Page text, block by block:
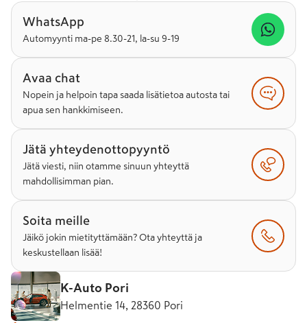
WhatsApp
Automyynti ma-pe 8.30-21, la-su 9-19
Avaa chat
Nopein ja helpoin tapa saada lisätietoa autosta tai
apua sen hankkimiseen.
Jätä yhteydenottopyyntö
Jätä viesti, niin otamme sinuun yhteyttä
mahdollisimman pian.
Soita meille
Jäikö jokin mietityttämään? Ota yhteyttä ja
keskustellaan lisää!
K-Auto Pori
Helmentie 14, 28360 Pori